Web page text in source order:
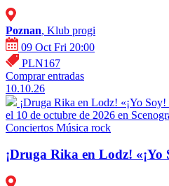
Poznan, Klub progi
09 Oct Fri 20:00
PLN167
Comprar entradas
10.10.26
¡Druga Rika en Lodz! «¡Yo Soy!
el 10 de octubre de 2026 en
Conciertos Música rock
¡Druga Rika en Lodz! «¡Yo